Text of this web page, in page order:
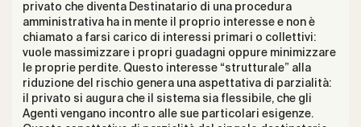
privato che diventa Destinatario di una procedura
amministrativa ha in mente il proprio interesse e non è
chiamato a farsi carico di interessi primari o collettivi:
vuole massimizzare i propri guadagni oppure minimizzare
le proprie perdite. Questo interesse “strutturale” alla
riduzione del rischio genera una aspettativa di parzialità:
il privato si augura che il sistema sia flessibile, che gli
Agenti vengano incontro alle sue particolari esigenze.